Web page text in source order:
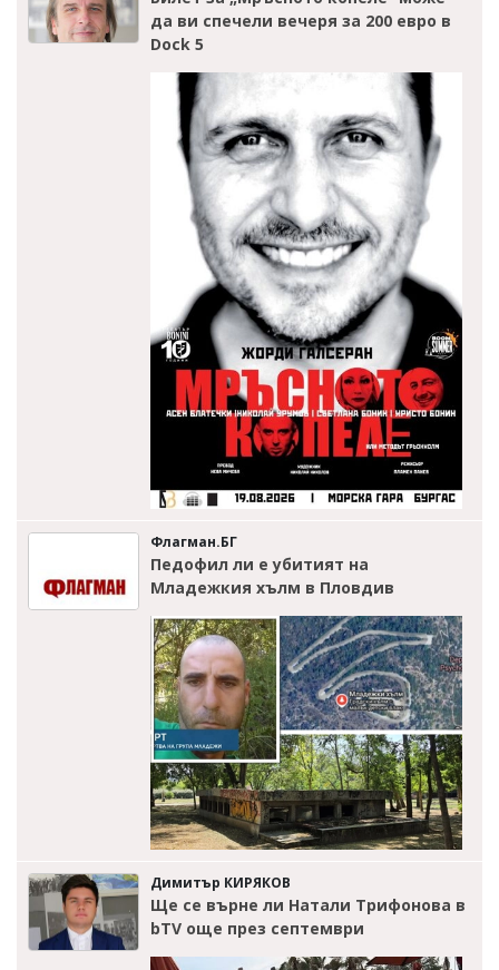
да ви спечели вечеря за 200 евро в
Dock 5
Флагман.БГ
Педофил ли е убитият на
Младежкия хълм в Пловдив
Димитър КИРЯКОВ
Ще се върне ли Натали Трифонова в
bTV още през септември